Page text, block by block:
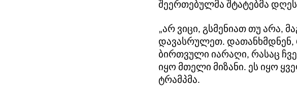
შეერთებულმა შტატებმა
„არ ვიცი, გსმენიათ თუ არა,
დავასრულეთ.
ბირთვული იარაღი, რასაც
იყო მთელი მიზანი. ეს იყო
ტრამპმა.